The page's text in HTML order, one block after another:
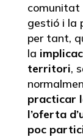
comunitat
gestió i la
per tant,
la
territori,
practicar
l’oferta
poc